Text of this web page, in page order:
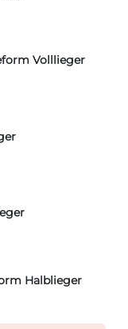
Volllieger
Halblieger